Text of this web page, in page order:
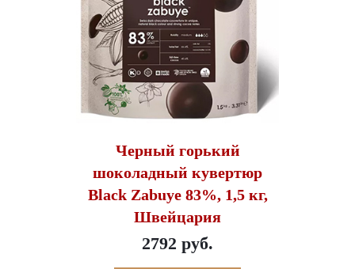
Черный горький
шоколадный кувертюр
Black Zabuye 83%, 1,5 кг,
Швейцария
2792 руб.